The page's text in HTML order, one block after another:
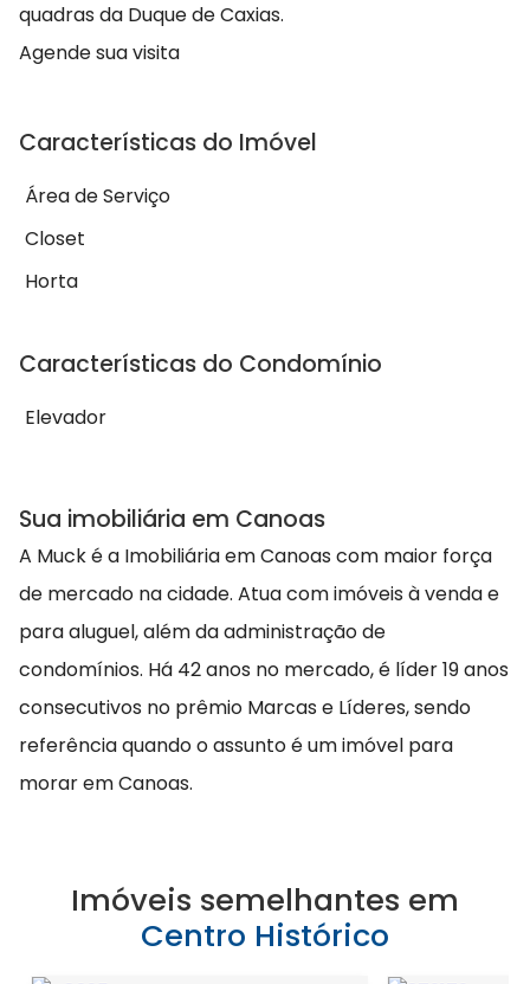
quadras da Duque de Caxias.
Agende sua visita
Características do Imóvel
Área de Serviço
Closet
Horta
Características do Condomínio
Elevador
Sua imobiliária em Canoas
A Muck é a Imobiliária em Canoas com maior força
de mercado na cidade. Atua com imóveis à venda e
para aluguel, além da administração de
condomínios. Há 42 anos no mercado, é líder 19 anos
consecutivos no prêmio Marcas e Líderes, sendo
referência quando o assunto é um imóvel para
morar em Canoas.
Imóveis semelhantes em
Centro Histórico